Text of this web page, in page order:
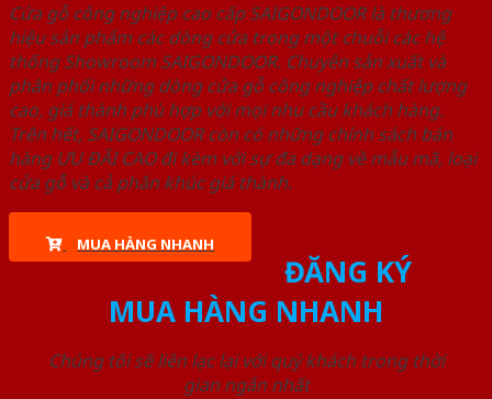
Cửa gỗ công nghiệp cao cấp SAIGONDOOR là thương
hiệu sản phẩm các dòng cửa trong một chuỗi các hệ
thống Showroom SAIGONDOOR. Chuyên sản xuất và
phân phối những dòng cửa gỗ công nghiệp chất lượng
cao, giá thành phù hợp với mọi nhu cầu khách hàng.
Trên hết, SAIGONDOOR còn có những chính sách bán
hàng ƯU ĐÃI CAO đi kèm với sự đa dạng về mẫu mã, loại
cửa gỗ và cả phân khúc giá thành.
MUA HÀNG NHANH
ĐĂNG KÝ
MUA HÀNG NHANH
Chúng tôi sẽ liên lạc lại với quý khách trong thời
gian ngắn nhất